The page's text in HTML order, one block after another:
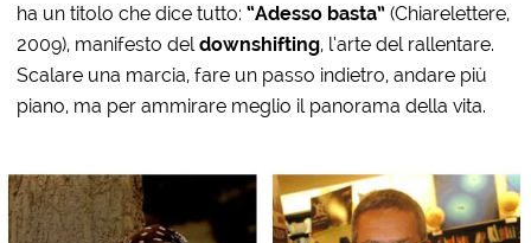
ha un titolo che dice tutto:“Adesso basta” (Chiarelettere,
2009), manifesto deldownshifting, l’arte del rallentare.
Scalare una marcia, fare un passo indietro, andare più
piano, ma per ammirare meglio il panorama della vita.